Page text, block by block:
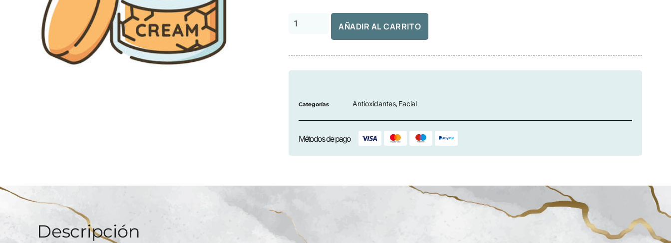
AÑADIR AL CARRITO
Categorías Antioxidantes, Facial
Métodos de pago
Descripción